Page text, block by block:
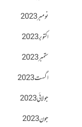
نومبر 2023
اکتوبر 2023
ستمبر 2023
اگست 2023
جولائی 2023
جون 2023